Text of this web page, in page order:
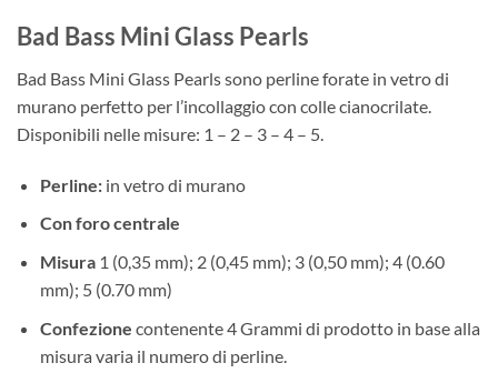
Bad Bass Mini Glass Pearls
Bad Bass Mini Glass Pearls sono perline forate in vetro di
murano perfetto per l’incollaggio con colle cianocrilate.
Disponibili nelle misure: 1 – 2 – 3 – 4 – 5.
Perline: in vetro di murano
Con foro centrale
Misura 1 (0,35 mm); 2 (0,45 mm); 3 (0,50 mm); 4 (0.60
mm); 5 (0.70 mm)
Confezione contenente 4 Grammi di prodotto in base alla
misura varia il numero di perline.